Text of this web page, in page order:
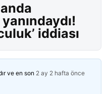
iddiası
ve en son 2 ay 2 hafta önce